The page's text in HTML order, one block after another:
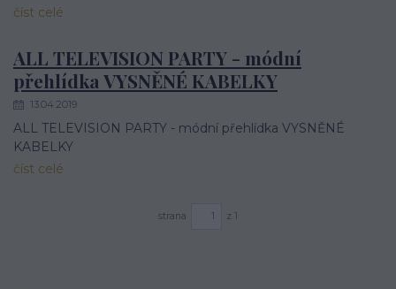
číst celé
ALL TELEVISION PARTY - módní
přehlídka VYSNĚNÉ KABELKY
13.04.2019
ALL TELEVISION PARTY - módní přehlídka VYSNĚNÉ
KABELKY
číst celé
strana z 1